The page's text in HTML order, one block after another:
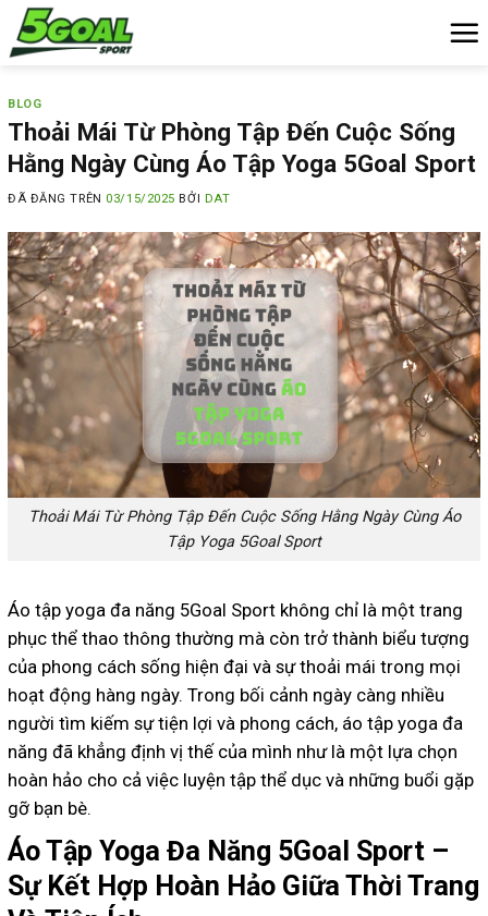
Chuyển
đến
dung
BLOG
Thoải Mái Từ Phòng Tập Đến Cuộc Sống
Hằng Ngày Cùng Áo Tập Yoga 5Goal Sport
ĐÃ ĐĂNG TRÊN 03/15/2025 BỞI DAT
Thoải Mái Từ Phòng Tập Đến Cuộc Sống Hằng Ngày Cùng Áo
Tập Yoga 5Goal Sport
Áo tập yoga đa năng 5Goal Sport không chỉ là một trang
phục thể thao thông thường mà còn trở thành biểu tượng
của phong cách sống hiện đại và sự thoải mái trong mọi
hoạt động hàng ngày. Trong bối cảnh ngày càng nhiều
người tìm kiếm sự tiện lợi và phong cách, áo tập yoga đa
năng đã khẳng định vị thế của mình như là một lựa chọn
hoàn hảo cho cả việc luyện tập thể dục và những buổi gặp
gỡ bạn bè.
Áo Tập Yoga Đa Năng 5Goal Sport –
Sự Kết Hợp Hoàn Hảo Giữa Thời Trang